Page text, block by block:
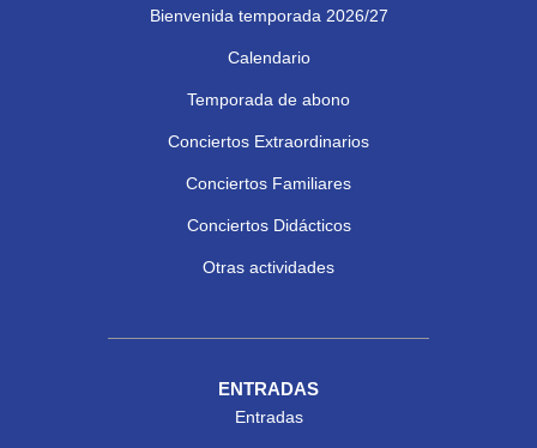
Bienvenida temporada 2026/27
Calendario
Temporada de abono
Conciertos Extraordinarios
Conciertos Familiares
Conciertos Didácticos
Otras actividades
ENTRADAS
Entradas